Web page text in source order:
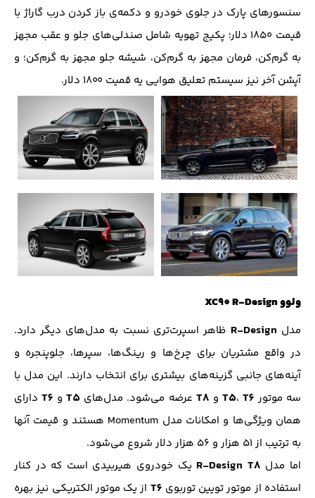
سنسورهای پارک در جلوی خودرو و دکمه‌ی باز کردن درب گاراژ با
قیمت ۱۸۵۰ دلار؛ پکیج تهویه شامل صندلی‌های جلو و عقب مجهز
به گرم‌کن، فرمان مجهز به گرم‌کن، شیشه جلو مجهز به گرم‌کن؛ و
آپشن آخر نیز سیستم تعلیق هوایی یه قمیت ۱۸۰۰ دلار.
ولوو XC90 R-Design
مدل R-Design ظاهر اسپرت‌تری نسبت به مدل‌های دیگر دارد.
در واقع مشتریان برای چرخ‌ها و رینگ‌ها، سپرها، جلوپنجره و
آینه‌های جانبی گزینه‌های بیشتری برای انتخاب دارند. این مدل با
سه موتور
T5، T6 و T8 عرضه می‌شود. مدل‌های T5و T6دارای
همان ویژگی‌ها و امکانات مدل Momentum هستند و قیمت‌ آنها
به ترتیب از ۵۱ هزار و ۵۶ هزار دلار شروع می‌شود.
اما مدل R-Design T8 یک خودروی هیربیدی است که در کنار
استفاده از موتور تویین توربوی T6 از یک موتور الکتریکی نیز بهره